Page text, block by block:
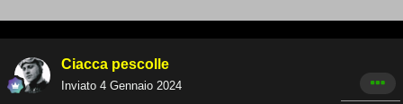
Ciacca pescolle
Inviato 4 Gennaio 2024